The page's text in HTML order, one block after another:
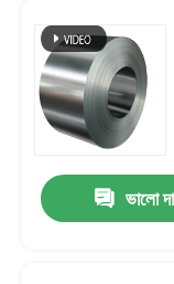
ভালো